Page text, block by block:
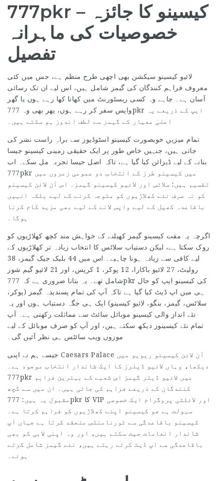
777pkr کیسینو کا جائزہ –
خصوصیات کی ماہرانہ
تفصیل
لائیو کیسینو سیکشن بھی اچھی طرح منظم ہے، جس میں کئی
معروف فراہم کنندگان کی گیمز شامل ہیں، اس لیے ان تک رسائی
آسان ہے۔ چاہے وہ کسی ریسٹورنٹ میں کھانا کھا رہے ہوں یا گھر
واپس سفر کر رہے ہوں، پھر بھی وہ 777pkr ایپ کے ذریعے یہ
اعلیٰ معیار کے گیمز سے لطف اندوز ہو سکتے ہیں۔
تمام میزیں خوبصورت کیسینو اسٹوڈیوز سے براہِ راست نشر کی
جاتی ہیں، جنہیں خاص طور پر ایک حقیقی زمینی کیسینو جیسا
بنانے کے لیے ڈیزائن کیا گیا ہے، تاکہ اصل جیسا تجربہ مل سکے۔ اب
777pkr میں کیسینو طرز کے انتخاب دو عمومی زمروں میں
تقسیم ہیں: سلاٹس اور لائیو کیسینو گیمز۔ اس آن لائن کیسینو
کو نہ صرف نئے کھلاڑیوں کو متوجہ کرنے کے لیے بلکہ انہیں
باقاعدہ کھیل کے لیے واپس لانے کے لیے بھی مزید کام کرنا
ہوگا۔
اگرچہ یہ مفت کیسینو گیمز کھیلنے کے خواہش مند کچھ کھلاڑیوں کو
روک سکتا ہے، لیکن دستیاب سلاٹس کا انتخاب زیادہ تر کھلاڑیوں کے
لیے کافی سے زیادہ ہونا چاہیے۔ اس میں 44 بلیک جیک گیمز، 38
رولیٹ، 27 لائیو باکارا، 12 پوکر، 1 کرپس، اور 21 لائیو گیم شوز
شامل تھے۔ یہ بتانا ضروری ہے کہ 777pkr کی کیسینو ایپ کو حال
ہی میں اپ ڈیٹ کیا گیا ہے تاکہ آپ کی تمام پسندیدہ گیمز (پوکر،
سلاٹس، گیمز، بنگو، لائیو کیسینو) ایک ہی جگہ دستیاب ہوں اور یہ
نئے انداز والی کیسینو موبائل سائٹ سے مماثلت رکھتی ہے۔ آپ
تمام نئے کیسینوز دیکھ سکتے ہیں، اور آپ کو صرف موبائل کے لیے
موزوں ویب سائٹس ہی نظر آئیں گی۔
جیسے ہم نے اپنی Caesars Palace آن لائن کیسینو ریویو میں
دیکھا، وہاں لائیو ڈیلرز کا ایک شاندار انتخاب موجود ہے۔
777pkr میں لائیو ڈیلر گیمز اس شعبے کے بہترین فراہم
کنندگان کے ذریعے فراہم کی جاتی ہیں۔ ان میں سے کچھ
مقبول یہ ہیں: 777pkr کا VIP اور لائلٹی پروگرام ایک خصوصی
سہولت ہے جو کیسینو اپنے کھلاڑیوں کو فراہم کرتا ہے۔
کیسینو باقاعدگی سے ٹورنامنٹس منعقد کرتا ہے جہاں آپ
شاندار انعامات جیت سکتے ہیں، اور وہ اپنی لابی کو بھی
باقاعدگی سے اپ ڈیٹ کرتے رہتے ہیں، نئے گیمز شامل کرتے
ہوئے۔